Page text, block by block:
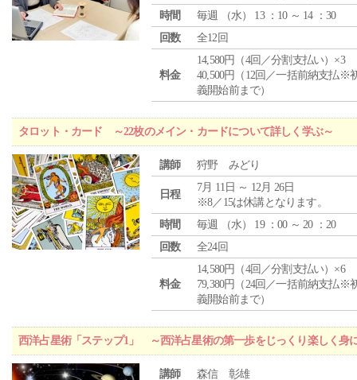
時間
毎週 （水） 13 ：10 ～ 14 ：30
回数
全12回
料金
14,580円（4回／分割支払い）×3
40,500円（12回／一括前納支払※
義開始前まで）
タロット・カード ～22枚のメイン・カードについて詳しく学ぶ～
講師 狩野 みどり
日程
7月 11日 ～ 12月 26日
※8／15は休講となります。
時間
毎週 （水） 19 ：00 ～ 20 ：20
回数
全24回
料金
14,580円（4回／分割支払い）×6
79,380円（24回／一括前納支払※
義開始前まで）
西洋占星術「ステップ1」 ～西洋占星術の第一歩をじっくり楽しく身
講師 森信 彰雄